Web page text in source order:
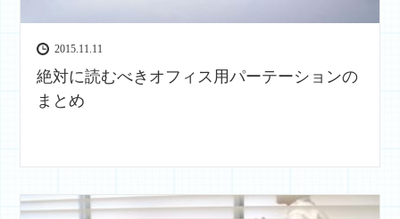
2015.11.11
絶対に読むべきオフィス用パーテーションの
まとめ